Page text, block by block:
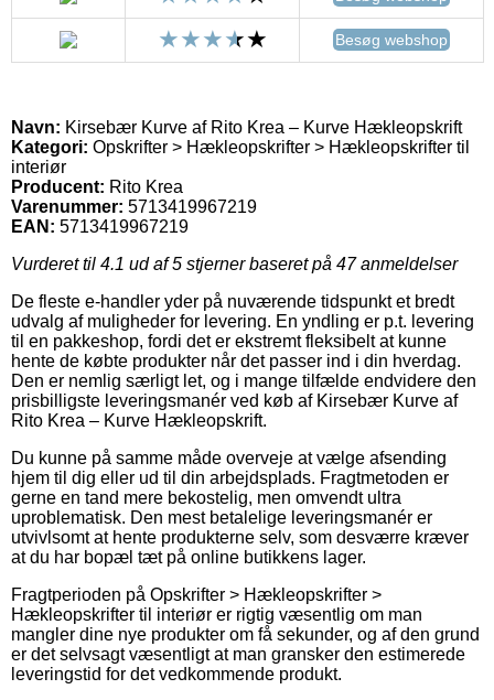
Besøg webshop
Navn: Kirsebær Kurve af Rito Krea – Kurve Hækleopskrift
Kategori: Opskrifter > Hækleopskrifter > Hækleopskrifter til
interiør
Producent: Rito Krea
Varenummer: 5713419967219
EAN: 5713419967219
Vurderet til 4.1 ud af 5 stjerner baseret på 47anmeldelser
De fleste e-handler yder på nuværende tidspunkt et bredt
udvalg af muligheder for levering. En yndling er p.t. levering
til en pakkeshop, fordi det er ekstremt fleksibelt at kunne
hente de købte produkter når det passer ind i din hverdag.
Den er nemlig særligt let, og i mange tilfælde endvidere den
prisbilligste leveringsmanér ved køb af Kirsebær Kurve af
Rito Krea – Kurve Hækleopskrift.
Du kunne på samme måde overveje at vælge afsending
hjem til dig eller ud til din arbejdsplads. Fragtmetoden er
gerne en tand mere bekostelig, men omvendt ultra
uproblematisk. Den mest betalelige leveringsmanér er
utvivlsomt at hente produkterne selv, som desværre kræver
at du har bopæl tæt på online butikkens lager.
Fragtperioden på Opskrifter > Hækleopskrifter >
Hækleopskrifter til interiør er rigtig væsentlig om man
mangler dine nye produkter om få sekunder, og af den grund
er det selvsagt væsentligt at man gransker den estimerede
leveringstid for det vedkommende produkt.